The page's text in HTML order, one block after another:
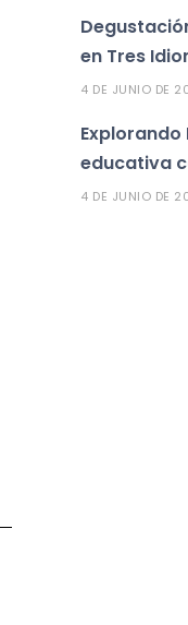
en Tres
4 DE JUNIO DE
Explorando
educativa
4 DE JUNIO DE